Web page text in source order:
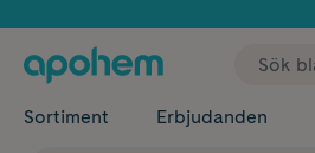
Sortiment Erbjudanden